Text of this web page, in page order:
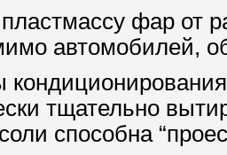
фар от
автомобилей,
тщательно
способна